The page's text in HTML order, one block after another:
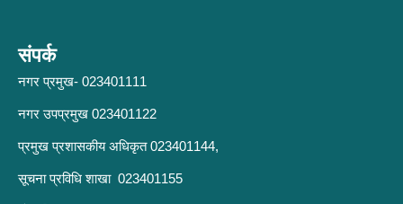
संपर्क
नगर प्रमुख- 023401111
नगर उपप्रमुख 023401122
प्रमुख प्रशासकीय अधिकृत 023401144,
सूचना प्रविधि शाखा 023401155